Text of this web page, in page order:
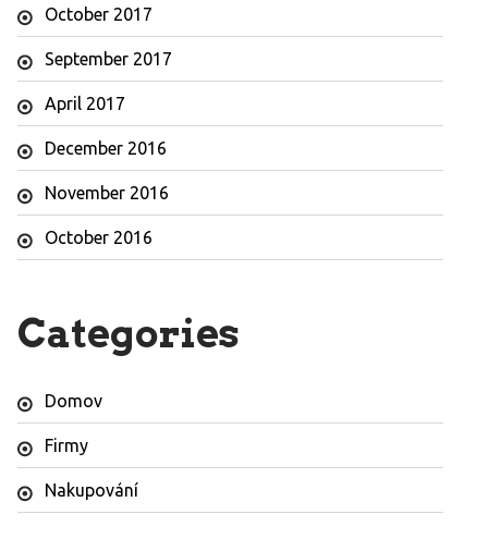
October 2017
September 2017
April 2017
December 2016
November 2016
October 2016
Categories
Domov
Firmy
Nakupování